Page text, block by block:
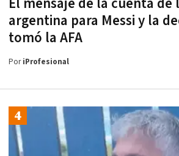
El mensaje de la cuenta de
argentina para Messi y la
tomó la AFA
PoriProfesional